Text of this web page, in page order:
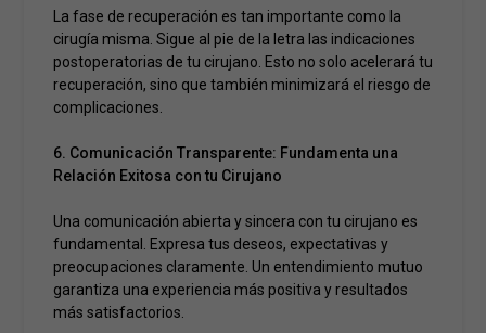
La fase de recuperación es tan importante como la
cirugía misma. Sigue al pie de la letra las indicaciones
postoperatorias de tu cirujano. Esto no solo acelerará tu
recuperación, sino que también minimizará el riesgo de
complicaciones.
6. Comunicación Transparente: Fundamenta una
Relación Exitosa con tu Cirujano
Una comunicación abierta y sincera con tu cirujano es
fundamental. Expresa tus deseos, expectativas y
preocupaciones claramente. Un entendimiento mutuo
garantiza una experiencia más positiva y resultados
más satisfactorios.